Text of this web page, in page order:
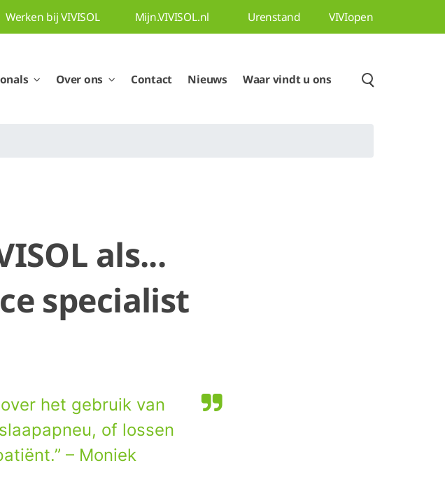
Werken bij VIVISOL Mijn.VIVISOL.nl Urenstand VIVIopen
Over ons Contact Nieuws Waar vindt u ons
als...
specialist
het gebruik van
of lossen
– Moniek